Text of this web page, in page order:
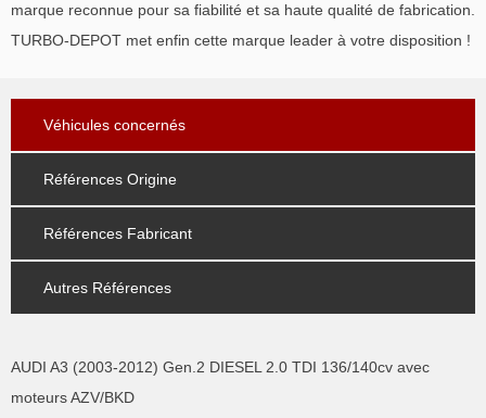
marque reconnue pour sa fiabilité et sa haute qualité de fabrication.
TURBO-DEPOT met enfin cette marque leader à votre disposition !
Véhicules concernés
Références Origine
Références Fabricant
Autres Références
AUDI A3 (2003-2012) Gen.2 DIESEL 2.0 TDI 136/140cv avec
moteurs AZV/BKD